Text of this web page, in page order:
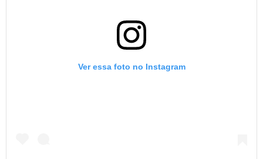
Ver essa foto no Instagram